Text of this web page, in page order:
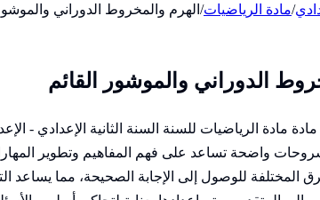
/مادة الرياضيات/ الهرم والمخروط الدوراني
الدوراني والموشور القائم
مادة الرياضيات للسنة السنة الثانية الإعدادي
واضحة تساعد على فهم المفاهيم وتطوير
للوصول إلى الإجابة الصحيحة، مما يساعد